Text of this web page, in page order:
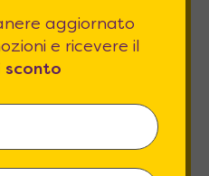
aggiornato
e ricevere il
sconto